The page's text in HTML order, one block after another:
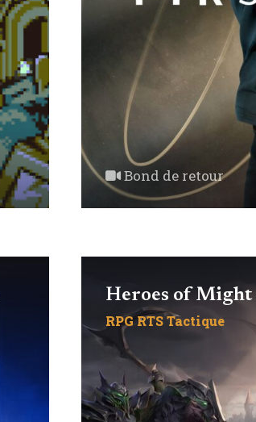
Bond de retour
Heroes of Might
RPG RTSTactique